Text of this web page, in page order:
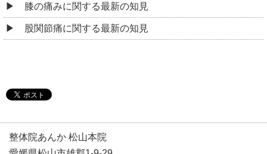
膝の痛みに関する最新の知見
股関節痛に関する最新の知見
整体院あんか 松山本院